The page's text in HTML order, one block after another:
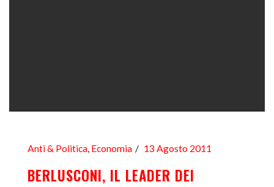
Anti & Politica, Economia 13 Agosto 2011
BERLUSCONI, IL LEADER DEI